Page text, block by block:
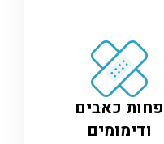
פחות כאבים
ודימומים